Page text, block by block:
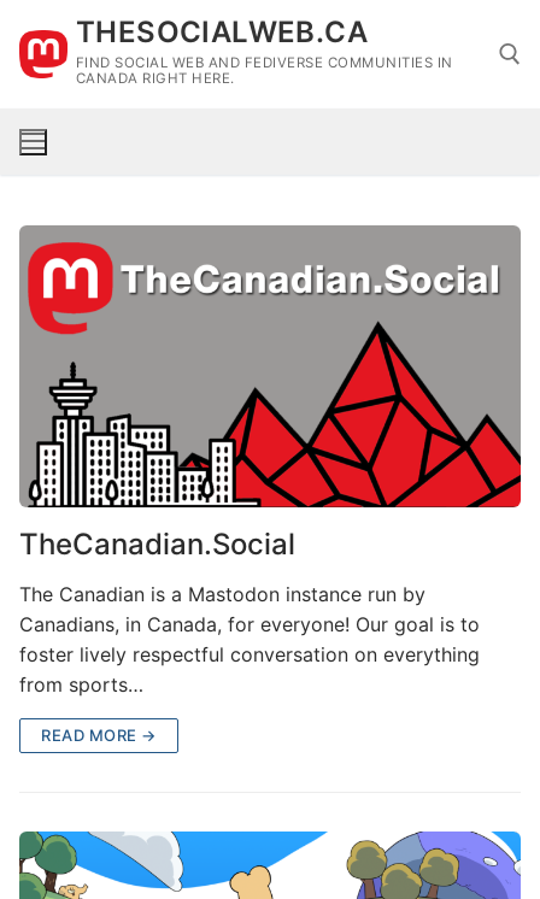
content
THESOCIALWEB.CA
FIND SOCIAL WEB AND FEDIVERSE COMMUNITIES IN
CANADA RIGHT HERE.
TheCanadian.Social
The Canadian is a Mastodon instance run by
Canadians, in Canada, for everyone! Our goal is to
foster lively respectful conversation on everything
from sports…
READ MORE →